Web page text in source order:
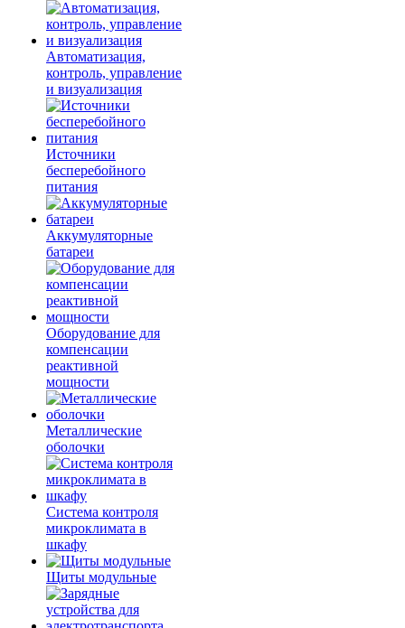
Автоматизация,
контроль, управление
и визуализация
Источники
бесперебойного
питания
Аккумуляторные
батареи
Оборудование для
компенсации
реактивной
мощности
Металлические
оболочки
Система контроля
микроклимата в
шкафу
Щиты модульные